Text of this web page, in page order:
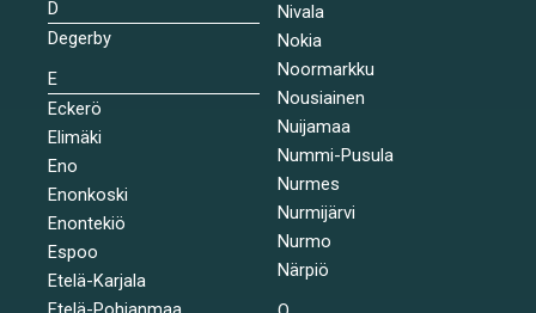
D
Degerby
E
Eckerö
Elimäki
Eno
Enonkoski
Enontekiö
Espoo
Etelä-Karjala
Nivala
Nokia
Noormarkku
Nousiainen
Nuijamaa
Nummi-Pusula
Nurmes
Nurmijärvi
Nurmo
Närpiö